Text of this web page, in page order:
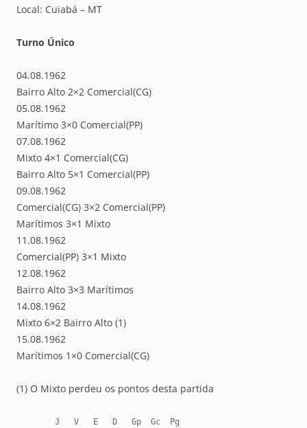
Local: Cuiabá – MT
Turno Único
04.08.1962
Bairro Alto 2×2 Comercial(CG)
05.08.1962
Marítimo 3×0 Comercial(PP)
07.08.1962
Mixto 4×1 Comercial(CG)
Bairro Alto 5×1 Comercial(PP)
09.08.1962
Comercial(CG) 3×2 Comercial(PP)
Marítimos 3×1 Mixto
11.08.1962
Comercial(PP) 3×1 Mixto
12.08.1962
Bairro Alto 3×3 Marítimos
14.08.1962
Mixto 6×2 Bairro Alto (1)
15.08.1962
Marítimos 1×0 Comercial(CG)
(1) O Mixto perdeu os pontos desta partida
        J   V   E   D   Gp  Gc  Pg